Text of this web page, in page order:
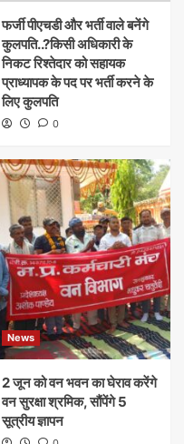
फर्जी पीएचडी और भर्ती वाले बनेंगे
कुलपति..?किसी अधिकारी के
निकट रिश्तेदार को सहायक
प्राध्यापक के पद पर भर्ती करने के
लिए कुलपति
0
News
​2 जून को वन भवन का घेराव करेंगे
वन सुरक्षा श्रमिक, सौंपेंगे 5
सूत्रीय ज्ञापन